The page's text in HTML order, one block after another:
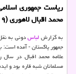
ریاست جمهوری
محمد اقبال لاهوری (۹ نوامبر)، پیامی صادر كرد.
به گزارشلباسدونی به
جمهور پاکستان - آمده
علامه محمد اقبال در
مسلمانان شبه قاره بود و